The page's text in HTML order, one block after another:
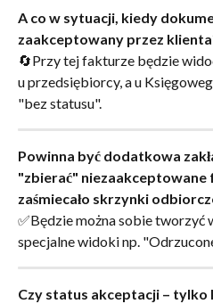
A co w sytuacji, kiedy
zaakceptowany przez
🔄Przy tej fakturze będzie
u przedsiębiorcy, a u
"bez statusu".
Powinna być dodatkowa
"zbierać" niezaakceptowane
zaśmiecało skrzynki
✅Będzie można sobie tworzyć
specjalne widoki np.
Czy status akceptacji – tylko